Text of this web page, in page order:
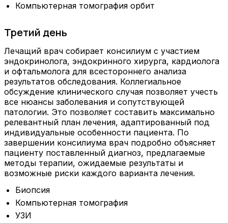
Компьютерная томография орбит
Третий день
Лечащий врач собирает консилиум с участием
эндокринолога, эндокринного хирурга, кардиолога
и офтальмолога для всестороннего анализа
результатов обследования. Коллегиальное
обсуждение клинического случая позволяет учесть
все нюансы заболевания и сопутствующей
патологии. Это позволяет составить максимально
релевантный план лечения, адаптированный под
индивидуальные особенности пациента. По
завершении консилиума врач подробно объясняет
пациенту поставленный диагноз, предлагаемые
методы терапии, ожидаемые результаты и
возможные риски каждого варианта лечения.
Биопсия
Компьютерная томография
УЗИ